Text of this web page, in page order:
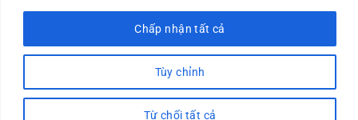
Tùy chỉnh
Từ chối tất cả
Chấp nhận tất cả